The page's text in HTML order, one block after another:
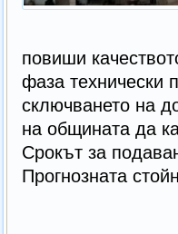
повиши
фаза технически
сключването на
на общината да
Срокът за
Прогнозната